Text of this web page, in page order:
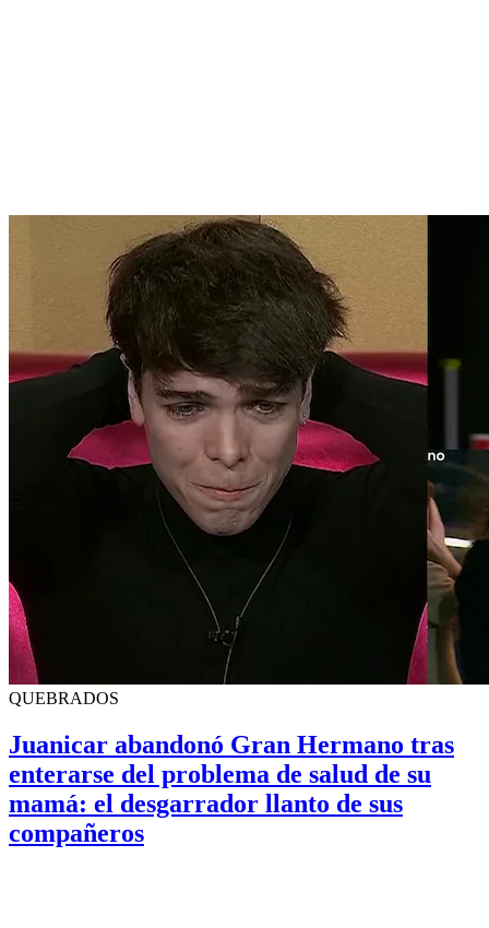
QUEBRADOS
Juanicar abandonó Gran Hermano tras
enterarse del problema de salud de su
mamá: el desgarrador llanto de sus
compañeros